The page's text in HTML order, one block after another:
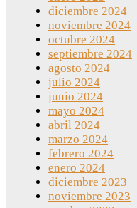
diciembre 2024
noviembre 2024
octubre 2024
septiembre 2024
agosto 2024
julio 2024
junio 2024
mayo 2024
abril 2024
marzo 2024
febrero 2024
enero 2024
diciembre 2023
noviembre 2023